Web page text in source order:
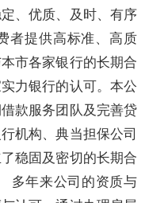
、优质、及时、有序
者提供高标准、高质
市各家银行的长期合
力银行的认可。本公
款服务团队及完善贷
机构、典当担保公司
稳固及密切的长期合
多年来公司的资质与